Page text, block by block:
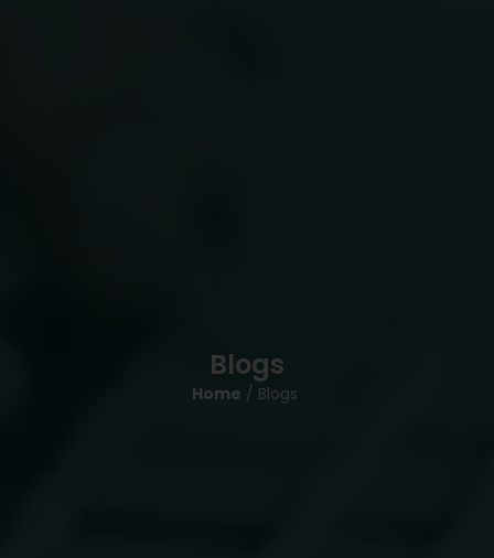
Blogs
Home / Blogs